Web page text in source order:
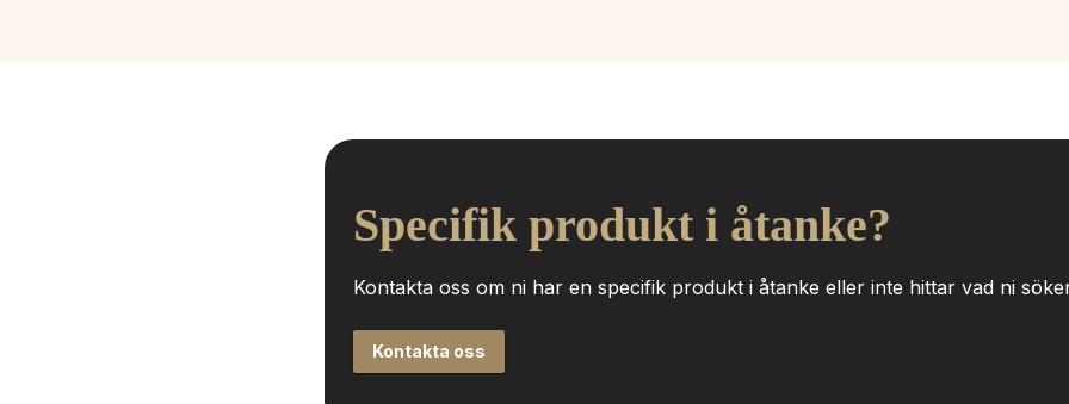
Specifik produkt i åtanke?
Kontakta oss om ni har en specifik produkt i åtanke eller inte hittar vad ni
Kontakta oss